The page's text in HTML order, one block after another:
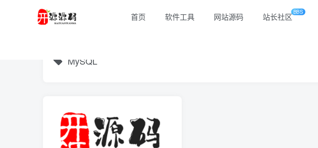
首页 软件工具 网站源码 站长社区BBS
MySQL